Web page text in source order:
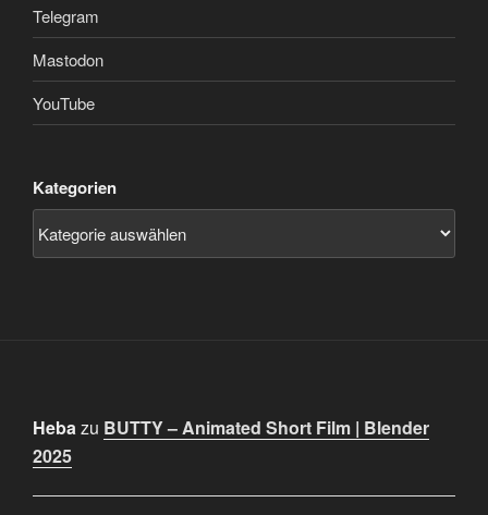
Telegram
Mastodon
YouTube
Kategorien
Hebazu BUTTY – Animated Short Film | Blender
2025